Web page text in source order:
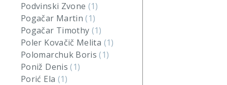
Podvinski Zvone (1)
Pogačar Martin(1)
Pogačar Timothy (1)
Poler Kovačič Melita (1)
Polomarchuk Boris(1)
Poniž Denis(1)
Porić Ela (1)